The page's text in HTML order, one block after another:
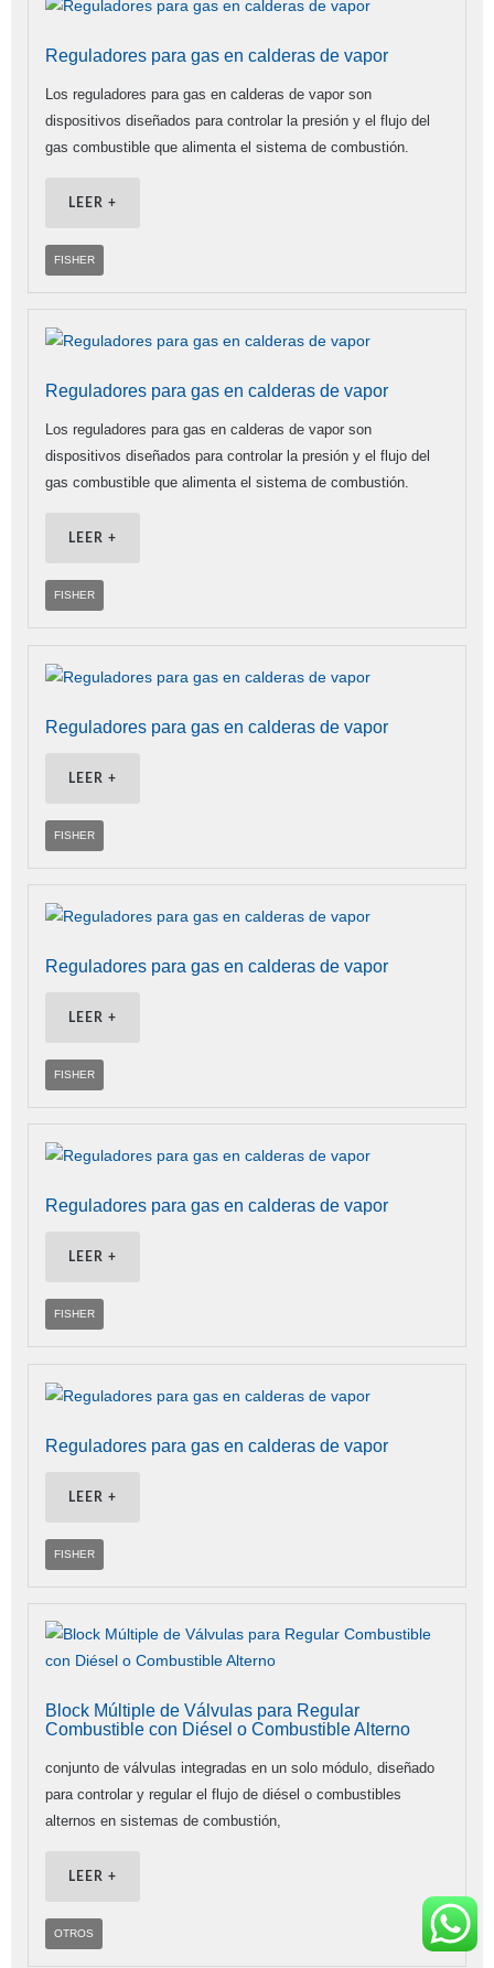
Reguladores para gas en calderas de vapor
Los reguladores para gas en calderas de vapor son
dispositivos diseñados para controlar la presión y el flujo del
gas combustible que alimenta el sistema de combustión.
LEER +
FISHER
Reguladores para gas en calderas de vapor
Los reguladores para gas en calderas de vapor son
dispositivos diseñados para controlar la presión y el flujo del
gas combustible que alimenta el sistema de combustión.
LEER +
FISHER
Reguladores para gas en calderas de vapor
LEER +
FISHER
Reguladores para gas en calderas de vapor
LEER +
FISHER
Reguladores para gas en calderas de vapor
LEER +
FISHER
Reguladores para gas en calderas de vapor
LEER +
FISHER
Block Múltiple de Válvulas para Regular
Combustible con Diésel o Combustible Alterno
conjunto de válvulas integradas en un solo módulo, diseñado
para controlar y regular el flujo de diésel o combustibles
alternos en sistemas de combustión,
LEER +
OTROS